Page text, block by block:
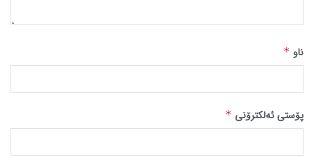
ناو *
پۆستی ئەلکترۆنی *